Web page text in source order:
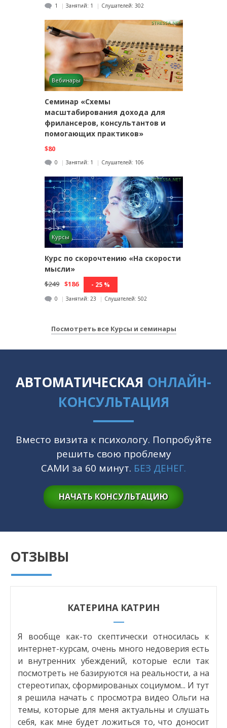
1 Занятий: 1 Слушателей: 302
Вебинары
Семинар «Схемы
масштабирования дохода для
фрилансеров, консультантов и
помогающих практиков»
$80
0 Занятий: 1 Слушателей: 106
Курсы
Курс по скорочтению «На скорости
мысли»
$249 $186 - 25 %
0 Занятий: 23 Слушателей: 502
Посмотреть все Курсы и семинары
АВТОМАТИЧЕСКАЯ ОНЛАЙН-
КОНСУЛЬТАЦИЯ
Вместо визита к психологу. Попробуйте
решить свою проблему
САМИ за 60 минут. БЕЗ ДЕНЕГ.
НАЧАТЬ КОНСУЛЬТАЦИЮ
ОТЗЫВЫ
КАТЕРИНА КАТРИН
Я вообще как-то скептически относилась к
интернет-курсам, очень много недоверия есть
и внутренних убеждений, которые если так
посмотреть не базируются на реальности, а на
стереотипах, сформированых социумом... И тут
я решила начать с просмотра видео Ольги на
темы, которые для меня актуальны и слушать
себя, как мне будет ложиться то, что доносит